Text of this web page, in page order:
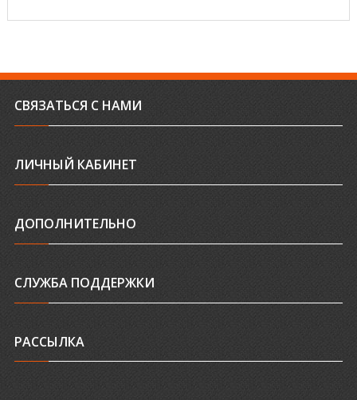
СВЯЗАТЬСЯ С НАМИ
ЛИЧНЫЙ КАБИНЕТ
ДОПОЛНИТЕЛЬНО
СЛУЖБА ПОДДЕРЖКИ
РАССЫЛКА